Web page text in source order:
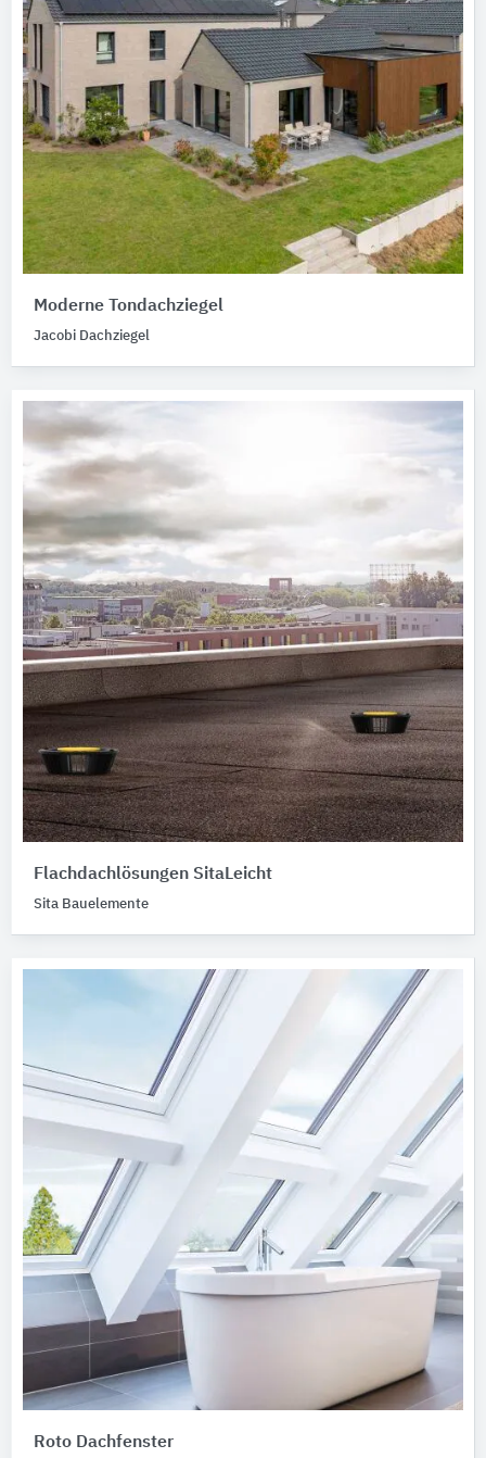
Moderne Tondachziegel
Jacobi Dachziegel
Flachdachlösungen SitaLeicht
Sita Bauelemente
Roto Dachfenster